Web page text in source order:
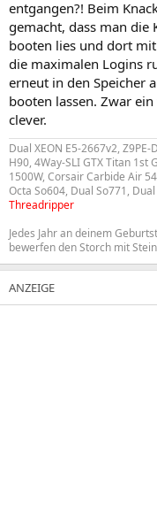
entgangen?! Beim
gemacht, dass man die
booten lies und dort
die maximalen Logins
erneut in den Speicher
booten lassen. Zwar
clever.
Dual XEON E5-2667v2,
H90, 4Way-SLI GTX Titan 1st
1500W, Corsair Carbide Air
Octa So604, Dual So771,
Threadripper
Jedes Jahr an deinem
bewerfen den Storch mit